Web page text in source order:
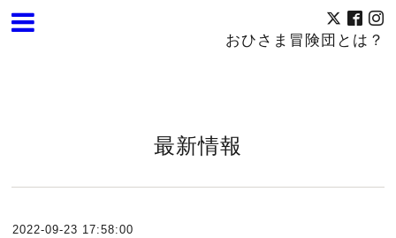
おひさま冒険団とは？
最新情報
2022-09-23 17:58:00